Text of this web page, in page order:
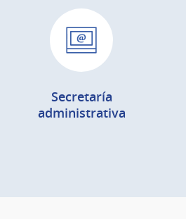
Secretaría
administrativa